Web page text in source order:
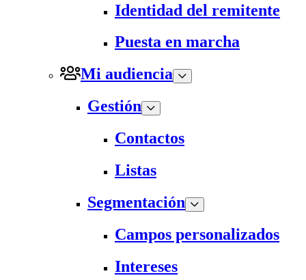
Identidad del remitente
Puesta en marcha
Mi audiencia
Gestión
Contactos
Listas
Segmentación
Campos personalizados
Intereses